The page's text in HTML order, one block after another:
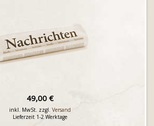
49,00 €
inkl. MwSt. zzgl. Versand
Lieferzeit 1-2 Werktage